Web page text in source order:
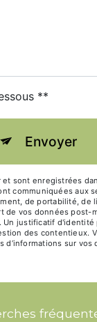
**
Envoyer
sont enregistrées
aux
de portabilité,
vos données
justificatif
des contentieux.
d’informations sur vos